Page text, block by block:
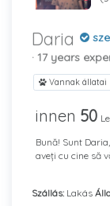
Daria
· 17 years
Vannak állatai
innen 50
Bună! Sunt
aveți cu cine să
Szállás: Lakás